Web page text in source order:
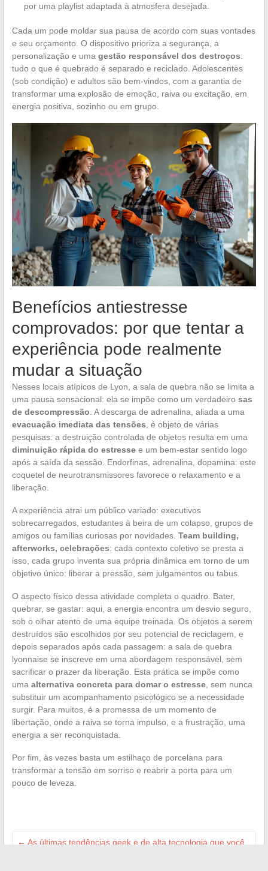
por uma playlist adaptada à atmosfera desejada.
Cada um pode moldar sua pausa de acordo com suas vontades
e seu orçamento. O dispositivo prioriza a segurança, a
personalização e uma gestão responsável dos destroços:
tudo o que é quebrado é separado e reciclado. Adolescentes
(sob condição) e adultos são bem-vindos, com a garantia de
transformar uma explosão de emoção, raiva ou excitação, em
energia positiva, sozinho ou em grupo.
Benefícios antiestresse
comprovados: por que tentar a
experiência pode realmente
mudar a situação
Nesses locais atípicos de Lyon, a sala de quebra não se limita a
uma pausa sensacional: ela se impõe como um verdadeiro sas
de descompressão . A descarga de adrenalina, aliada a uma
evacuação imediata das tensões , é objeto de várias
pesquisas: a destruição controlada de objetos resulta em uma
diminuição rápida do estressee um bem-estar sentido logo
após a saída da sessão. Endorfinas, adrenalina, dopamina: este
coquetel de neurotransmissores favorece o relaxamento e a
liberação.
A experiência atrai um público variado: executivos
sobrecarregados, estudantes à beira de um colapso, grupos de
amigos ou famílias curiosas por novidades. Team building,
afterworks, celebrações: cada contexto coletivo se presta a
isso, cada grupo inventa sua própria dinâmica em torno de um
objetivo único: liberar a pressão, sem julgamentos ou tabus.
O aspecto físico dessa atividade completa o quadro. Bater,
quebrar, se gastar: aqui, a energia encontra um desvio seguro,
sob o olhar atento de uma equipe treinada. Os objetos a serem
destruídos são escolhidos por seu potencial de reciclagem, e
depois separados após cada passagem: a sala de quebra
lyonnaise se inscreve em uma abordagem responsável, sem
sacrificar o prazer da liberação. Esta prática se impõe como
uma alternativa concreta para domar o estresse, sem nunca
substituir um acompanhamento psicológico se a necessidade
surgir. Para muitos, é a promessa de um momento de
libertação, onde a raiva se torna impulso, e a frustração, uma
energia a ser reconquistada.
Por fim, às vezes basta um estilhaço de porcelana para
transformar a tensão em sorriso e reabrir a porta para um
pouco de leveza.
← As últimas tendências geek e de alta tecnologia que você